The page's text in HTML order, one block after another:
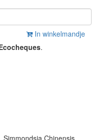
In winkelmandje
.